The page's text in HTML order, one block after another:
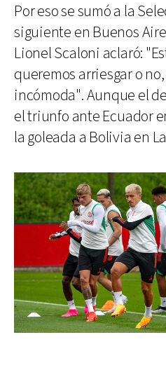
Por eso se sumó a la
siguiente en Buenos
Lionel Scaloni aclaró:
queremos arriesgar o
incómoda". Aunque el
el triunfo ante Ecuador
la goleada a Bolivia en